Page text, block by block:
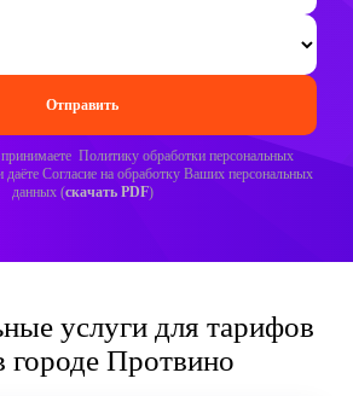
Политику обработки персональных
даёте Согласие на обработку Ваших персональных
данных (скачать PDF)
услуги для тарифов
городе Протвино